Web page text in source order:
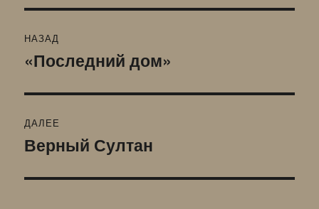
по
НАЗАД
Предыдущая
«Последний дом»
ДАЛЕЕ
Следующая
Верный Султан